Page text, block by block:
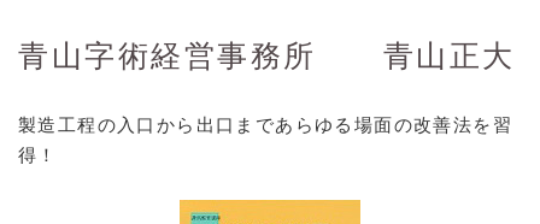
青山字術経営事務所 青山正大
製造工程の入口から出口まであらゆる場面の改善法を習
得！
寿司処 樹の広
浜寿司